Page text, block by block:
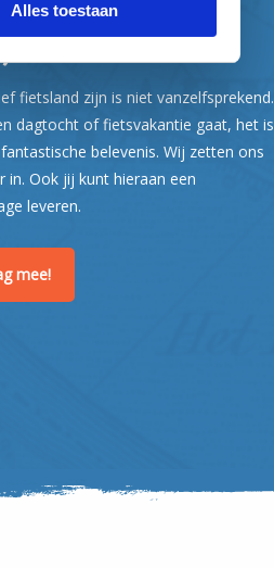
Alles toestaan
fietsland zijn is niet vanzelfsprekend.
dagtocht of fietsvakantie gaat, het is
belevenis. Wij zetten ons
in. Ook jij kunt hieraan een
leveren.
mee!